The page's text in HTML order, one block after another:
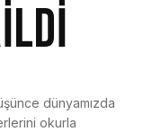
dünyamızda
okurla